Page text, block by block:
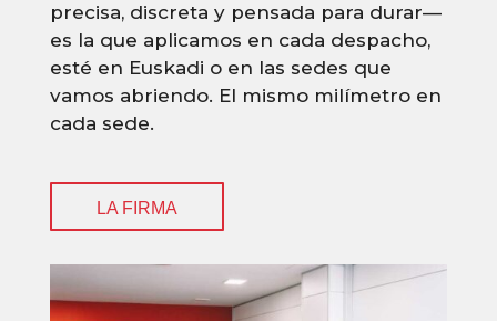
precisa, discreta y pensada para durar—
es la que aplicamos en cada despacho,
esté en Euskadi o en las sedes que
vamos abriendo. El mismo milímetro en
cada sede.
LA FIRMA